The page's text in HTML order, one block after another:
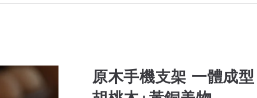
原木手機支架 一體成